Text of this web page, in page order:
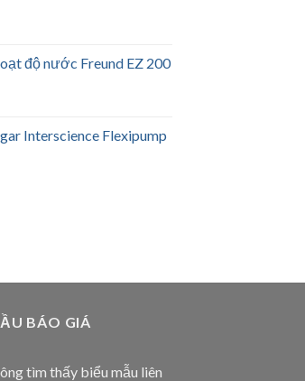
độ nước Freund EZ 200
Interscience Flexipump
BÁO GIÁ
tìm thấy biểu mẫu liên